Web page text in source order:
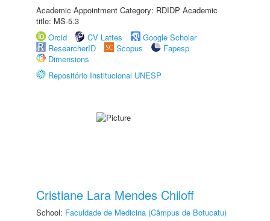
Academic Appointment Category: RDIDP Academic
title: MS-5.3
Orcid
CV Lattes
Google Scholar
ResearcherID
Scopus
Fapesp
Dimensions
Repositório Institucional UNESP
Cristiane Lara Mendes Chiloff
School: Faculdade de Medicina (Câmpus de Botucatu)